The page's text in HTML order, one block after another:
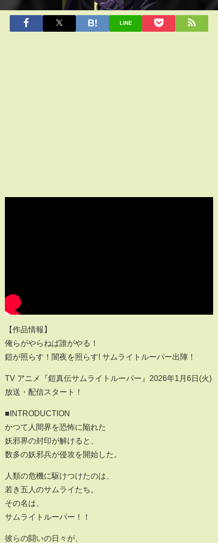
LINE
【作品情報】
俺らがやらねば誰がやる！
鎧が照らす！闇夜を照らす! サムライトルーパー出陣！
TV アニメ『鎧真伝サムライトルーパー』2026年1月6日(火)
放送・配信スタート！
■INTRODUCTION
かつて人間界を恐怖に陥れた
妖邪界の封印が解けると、
数多の妖邪兵が侵攻を開始した。
人類の危機に駆けつけたのは、
若き五人のサムライたち。
その名は、
サムライトルーパー！！
彼らの闘いの日々が、